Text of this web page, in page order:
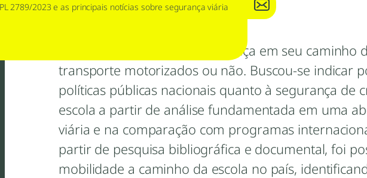
2789/2023 e as principais notícias sobre segurança viária
Resumo/Abstract
Esse é um estudo sobre a criança em seu
transporte motorizados ou não. Buscou-se indicar
políticas públicas nacionais quanto à segurança de
escola a partir de análise fundamentada em uma
viária e na comparação com programas
partir de pesquisa bibliográfica e documental, foi
mobilidade a caminho da escola no país,